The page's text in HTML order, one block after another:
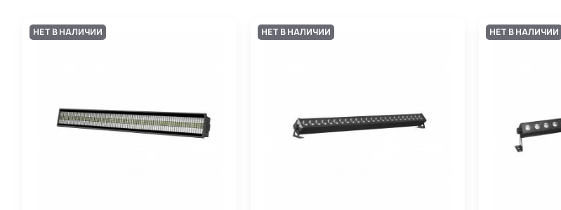
НЕТ В НАЛИЧИИ НЕТ В НАЛИЧИИ НЕТ В НАЛИЧИИ